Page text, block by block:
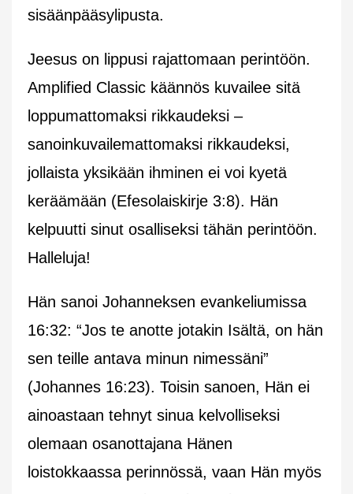
sisäänpääsylipusta.
Jeesus on lippusi rajattomaan perintöön.
Amplified Classic käännös kuvailee sitä
loppumattomaksi rikkaudeksi –
sanoinkuvailemattomaksi rikkaudeksi,
jollaista yksikään ihminen ei voi kyetä
keräämään (Efesolaiskirje 3:8). Hän
kelpuutti sinut osalliseksi tähän perintöön.
Halleluja!
Hän sanoi Johanneksen evankeliumissa
16:32: “Jos te anotte jotakin Isältä, on hän
sen teille antava minun nimessäni”
(Johannes 16:23). Toisin sanoen, Hän ei
ainoastaan tehnyt sinua kelvolliseksi
olemaan osanottajana Hänen
loistokkaassa perinnössä, vaan Hän myös